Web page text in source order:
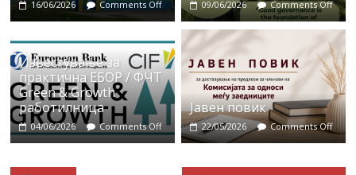
16/06/2026 Comments Off 09/06/2026 Comments Off
Известување за
практична ЕБОР / ФЧТ
Green & Growth
работилница
04/06/2026 Comments Off
Јавен повик
22/05/2026 Comments Off